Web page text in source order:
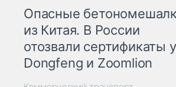
Опасные
из Китая. В России
отозвали сертификаты у
Dongfeng и Zoomlion